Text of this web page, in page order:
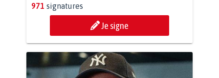
971 signatures
Je signe